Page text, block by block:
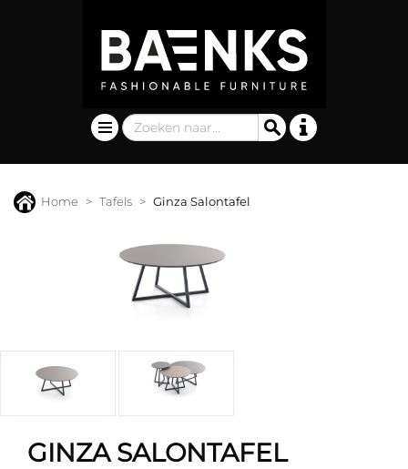
Home Tafels Ginza Salontafel
GINZA SALONTAFEL